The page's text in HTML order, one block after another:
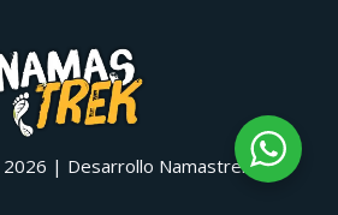
| Desarrollo Namastrek